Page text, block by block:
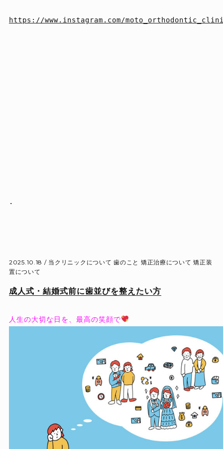
https://www.instagram.com/
.
2025.10.18 / 当クリニックについて 歯のこと 矯正治療について 矯正装
置について
成人式・結婚式前に歯並びを整えたい方
人生の大切な日を、最高の笑顔で